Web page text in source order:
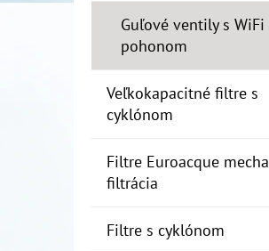
Guľové ventily s WiFi
pohonom
Veľkokapacitné filtre s
cyklónom
Filtre Euroacque
filtrácia
Filtre s cyklónom